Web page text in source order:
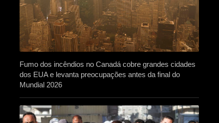
Fumo dos incêndios no Canadá cobre grandes cidades
dos EUA e levanta preocupações antes da final do
Mundial 2026